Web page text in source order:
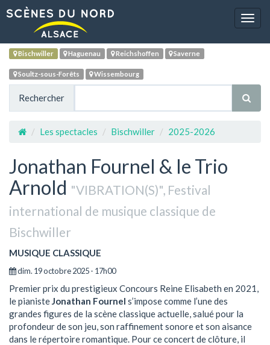
Bischwiller Haguenau Reichshoffen Saverne
Soultz-sous-Forêts Wissembourg
Rechercher
Les spectacles Bischwiller 2025-2026
Jonathan Fournel & le Trio
Arnold "VIBRATION(S)", Festival
international de musique classique de
Bischwiller
MUSIQUE CLASSIQUE
dim. 19 octobre 2025 - 17h00
Premier prix du prestigieux Concours Reine Elisabeth en 2021,
le pianisteJonathan Fournel s’impose comme l’une des
grandes figures de la scène classique actuelle, salué pour la
profondeur de son jeu, son raffinement sonore et son aisance
dans le répertoire romantique. Pour ce concert de clôture, il